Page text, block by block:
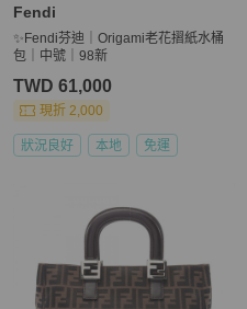
Fendi
✨Fendi芬迪｜Origami老花摺紙水桶
包｜中號｜98新
TWD 61,000
現折 2,000
狀況良好 本地 免運